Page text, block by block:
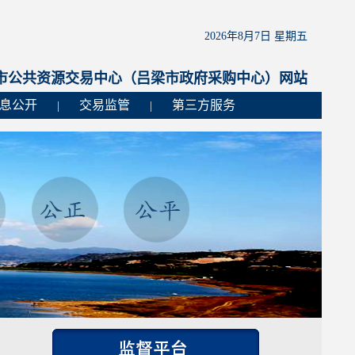
2026年8月7日 星期五
公共资源交易中心（吕梁市政府采购中心）网站
公开 交易监管 第三方服务